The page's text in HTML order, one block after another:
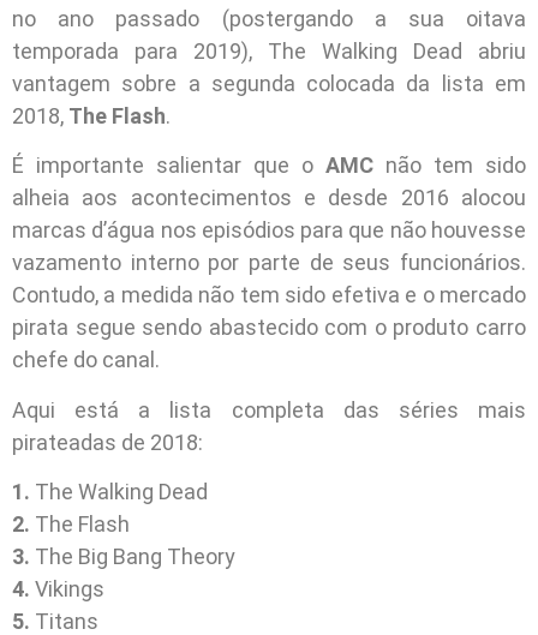
no ano passado (postergando a sua oitava
temporada para 2019), The Walking Dead abriu
vantagem sobre a segunda colocada da lista em
2018, The Flash.
É importante salientar que o AMC não tem sido
alheia aos acontecimentos e desde 2016 alocou
marcas d’água nos episódios para que não houvesse
vazamento interno por parte de seus funcionários.
Contudo, a medida não tem sido efetiva e o mercado
pirata segue sendo abastecido com o produto carro
chefe do canal.
Aqui está a lista completa das séries mais
pirateadas de 2018:
1. The Walking Dead
2. The Flash
3. The Big Bang Theory
4. Vikings
5. Titans